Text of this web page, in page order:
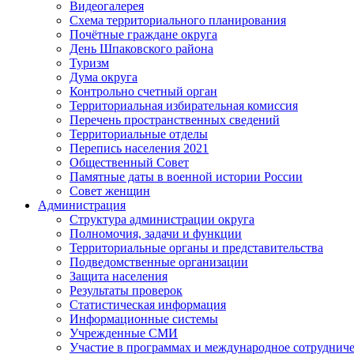
Видеогалерея
Схема территориального планирования
Почётные граждане округа
День Шпаковского района
Туризм
Дума округа
Контрольно счетный орган
Территориальная избирательная комиссия
Перечень пространственных сведений
Территориальные отделы
Перепись населения 2021
Общественный Совет
Памятные даты в военной истории России
Совет женщин
Администрация
Структура администрации округа
Полномочия, задачи и функции
Территориальные органы и представительства
Подведомственные организации
Защита населения
Результаты проверок
Статистическая информация
Информационные системы
Учрежденные СМИ
Участие в программах и международное